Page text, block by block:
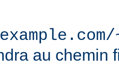
au chemin